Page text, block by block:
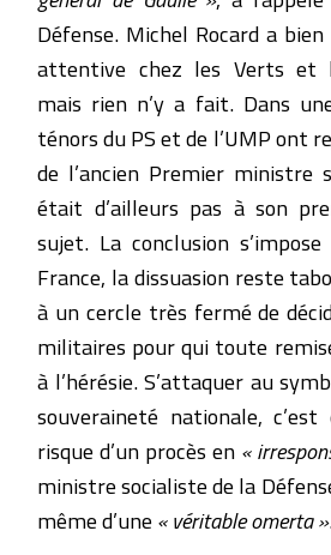
Défense. Michel Rocard a
attentive chez les Verts et
mais rien n’y a fait. Dans
ténors du PS et de l’UMP ont
de l’ancien Premier ministre
était d’ailleurs pas à son
sujet. La conclusion
France, la dissuasion reste
à un cercle très fermé de
militaires pour qui toute
à l’hérésie. S’attaquer au
souveraineté nationale,
risque d’un procès en «
ministre socialiste de la
même d’une« véritable omerta »